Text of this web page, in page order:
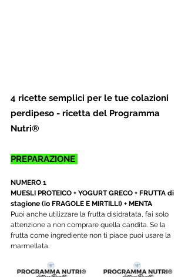
4 ricette semplici per le tue colazioni
perdipeso - ricetta del Programma
Nutri®
PREPARAZIONE
NUMERO 1
MUESLI PROTEICO + YOGURT GRECO + FRUTTA di
stagione (io FRAGOLE E MIRTILLI) + MENTA
Puoi anche utilizzare la frutta disidratata, fai solo
attenzione a non comprare quella candita. Se la
frutta come ingrediente non ti piace puoi usare la
marmellata.